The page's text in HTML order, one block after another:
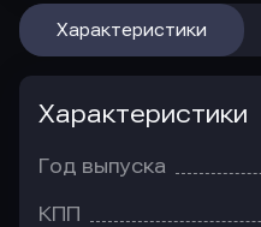
Характеристики
Характеристики
Год выпуска
КПП